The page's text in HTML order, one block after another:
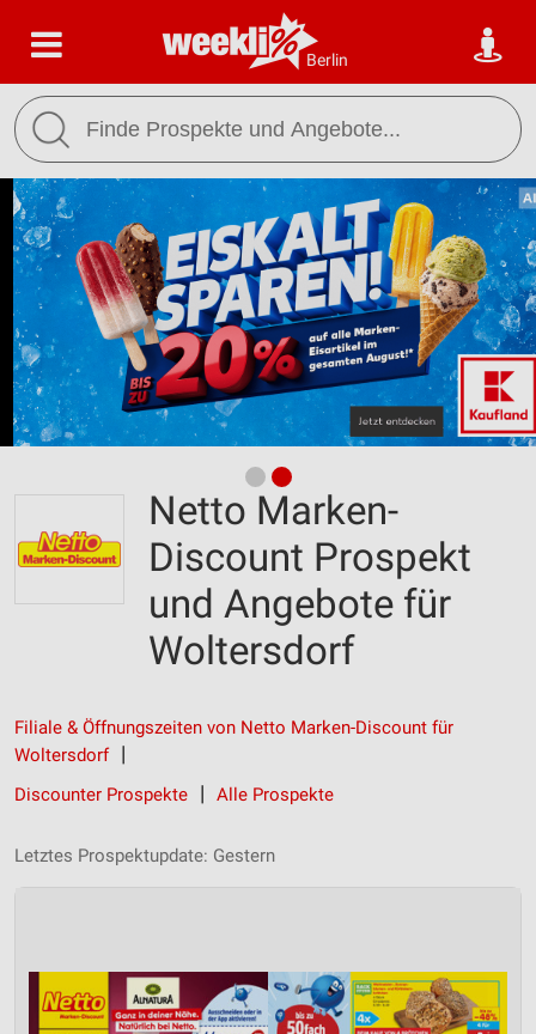
Berlin
Netto Marken-
Discount Prospekt
und Angebote für
Woltersdorf
Filiale & Öffnungszeiten von Netto Marken-Discount für
Woltersdorf
Discounter Prospekte
Alle Prospekte
Letztes Prospektupdate: Gestern